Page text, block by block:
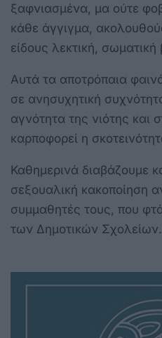
ξαφνιασμένα, μα ούτε
κάθε άγγιγμα,
είδους λεκτική, σωματική
Αυτά τα αποτρόπαια
σε ανησυχητική
αγνότητα της νιότης και
καρποφορεί η
Καθημερινά διαβάζουμε
σεξουαλική κακοποίηση
συμμαθητές τους, που
των Δημοτικών Σχολείων.